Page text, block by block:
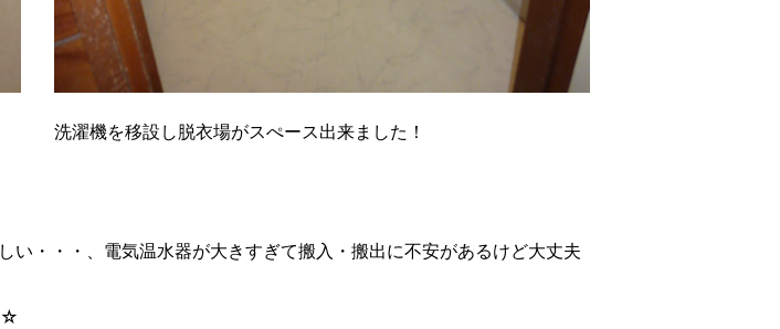
洗濯機を移設し脱衣場がスぺース出来ました！
・・・、電気温水器が大きすぎて搬入・搬出に不安があるけど大丈夫